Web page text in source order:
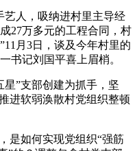
人，吸纳进村里主导经
27万多元的工程合同，村
月3日，谈及今年村里的
书记刘国平喜上眉梢。
”支部创建为抓手，坚
进软弱涣散村党组织整顿
如何实现党组织“强筋